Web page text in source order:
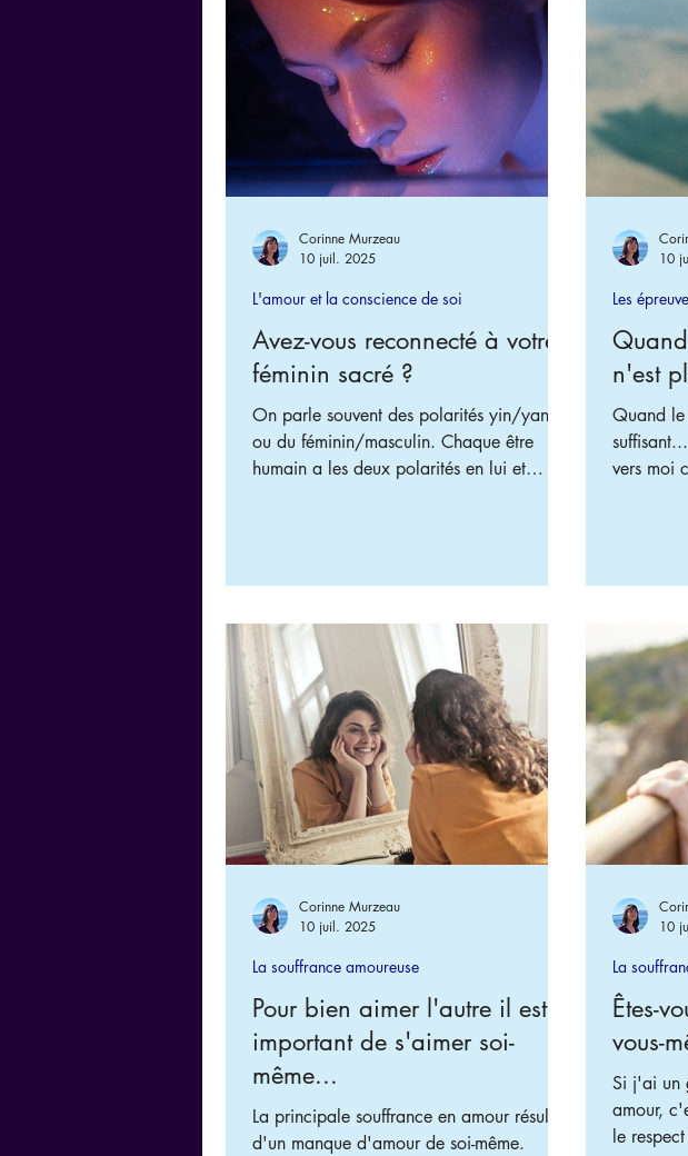
Peur de
», «
Avez-vous reconnecté à votre
féminin sacré ?
On parle souvent des polarités yin/yang
ou du féminin/masculin. Chaque être
humain a les deux polarités en lui et
la femme doit assurer dans tous les
domaines, une sorte de wonder woman à
la fois business woman et mère parfaite.
L'amour et la conscience de soi
Corinne Murzeau
10 juil. 2025
n'est
Quand le
suffisant... Beaucoup de femmes viennent
vers moi
évident. ​ Déjà je les rassure en leur disant
que ce
été
Les
10
Pour bien aimer l'autre il est
important de s'aimer soi-
même...
La principale souffrance en amour résulte
d'un manque d'amour de soi-même.
La souffrance amoureuse
Corinne Murzeau
10 juil. 2025
Êtes-
vous-
Si j'ai un
amour,
le respect de
La
10